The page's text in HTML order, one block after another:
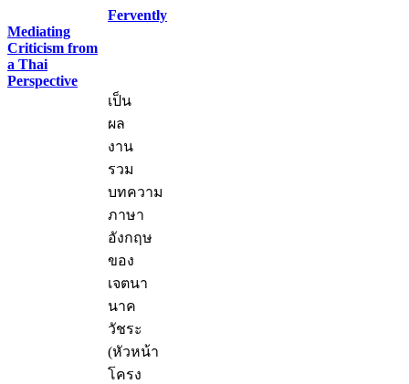
Fervently
Mediating
Criticism from
a Thai
Perspective
เป็น
ผล
งาน
รวม
บทความ
ภาษา
อังกฤษ
ของ
เจตนา
นาค
วัชระ
(หัวหน้า
โครง